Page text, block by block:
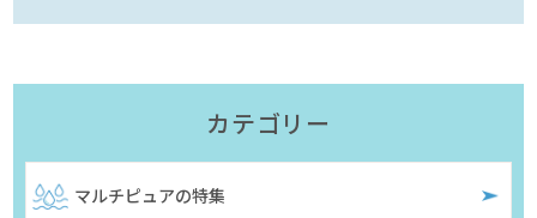
カテゴリー
マルチピュアの特集